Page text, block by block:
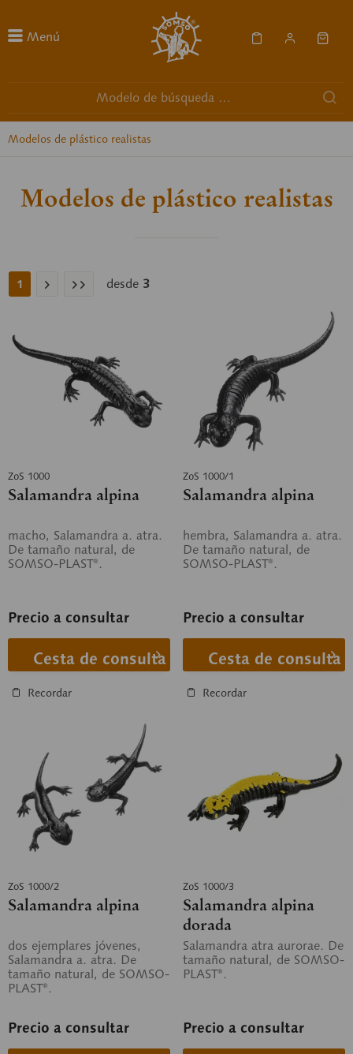
Menú
Modelos de plástico realistas
Modelos de plástico realistas
1 desde 3
ZoS 1000
Salamandra alpina
macho, Salamandra a. atra.
De tamaño natural, de
SOMSO-PLAST®.
Precio a consultar
Cesta de consulta
Recordar
ZoS 1000/1
Salamandra alpina
hembra, Salamandra a. atra.
De tamaño natural, de
SOMSO-PLAST®.
Precio a consultar
Cesta de consulta
Recordar
ZoS 1000/2
Salamandra alpina
dos ejemplares jóvenes,
Salamandra a. atra. De
tamaño natural, de SOMSO-
PLAST®.
Precio a consultar
ZoS 1000/3
Salamandra alpina
dorada
Salamandra atra aurorae. De
tamaño natural, de SOMSO-
PLAST®.
Precio a consultar